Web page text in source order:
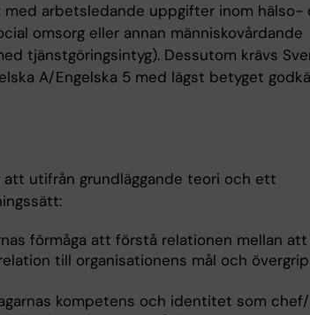
med arbetsledande uppgifter inom hälso-
omsorg eller annan människovårdande
tjänstgöringsintyg). Dessutom krävs
A/Engelska 5 med lägst betyget
utifrån grundläggande teori och ett
förmåga att förstå relationen mellan att
till organisationens mål och
kompetens och identitet som